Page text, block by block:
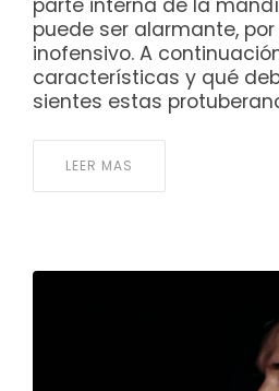
parte interna de la
puede ser alarmante,
inofensivo. A
características y qué
sientes estas
LEER MAS